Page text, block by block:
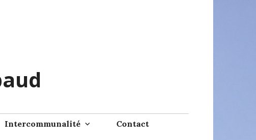
Intercommunalité
Contact